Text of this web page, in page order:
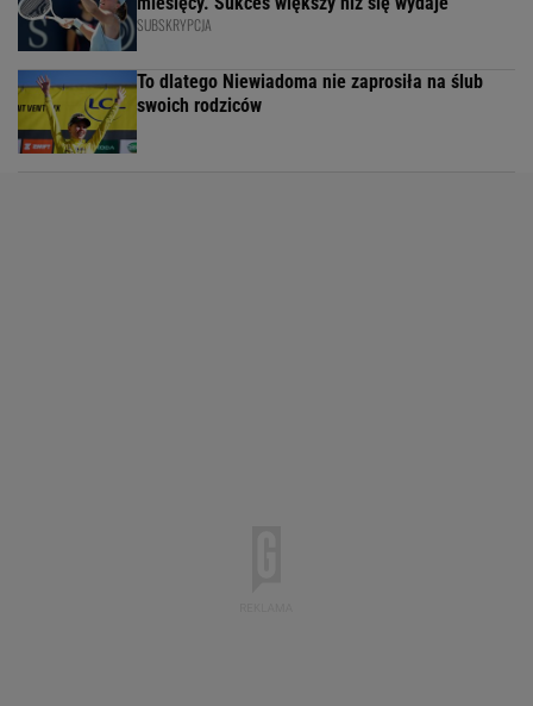
SUBSKRYPCJA
To dlatego Niewiadoma nie zaprosiła na ślub
swoich rodziców